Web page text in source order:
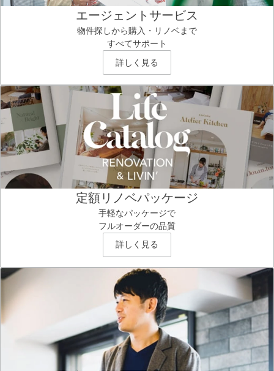
エージェントサービス
物件探しから購入・リノベまで
すべてサポート
詳しく見る
定額リノベパッケージ
手軽なパッケージで
フルオーダーの品質
詳しく見る